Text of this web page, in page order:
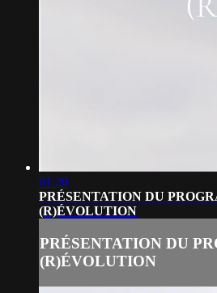
01:20
PRÉSENTATION DU
(R)ÉVOLUTION
PRÉSENTATION DU
(R)ÉVOLUTION